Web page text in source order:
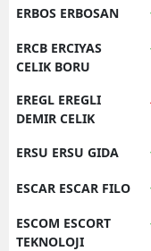
ERBOS ERBOSAN
ERCB ERCIYAS
CELIK BORU
EREGL EREGLI
DEMIR CELIK
ERSU ERSU GIDA
ESCAR ESCAR FILO
ESCOM ESCORT
TEKNOLOJI